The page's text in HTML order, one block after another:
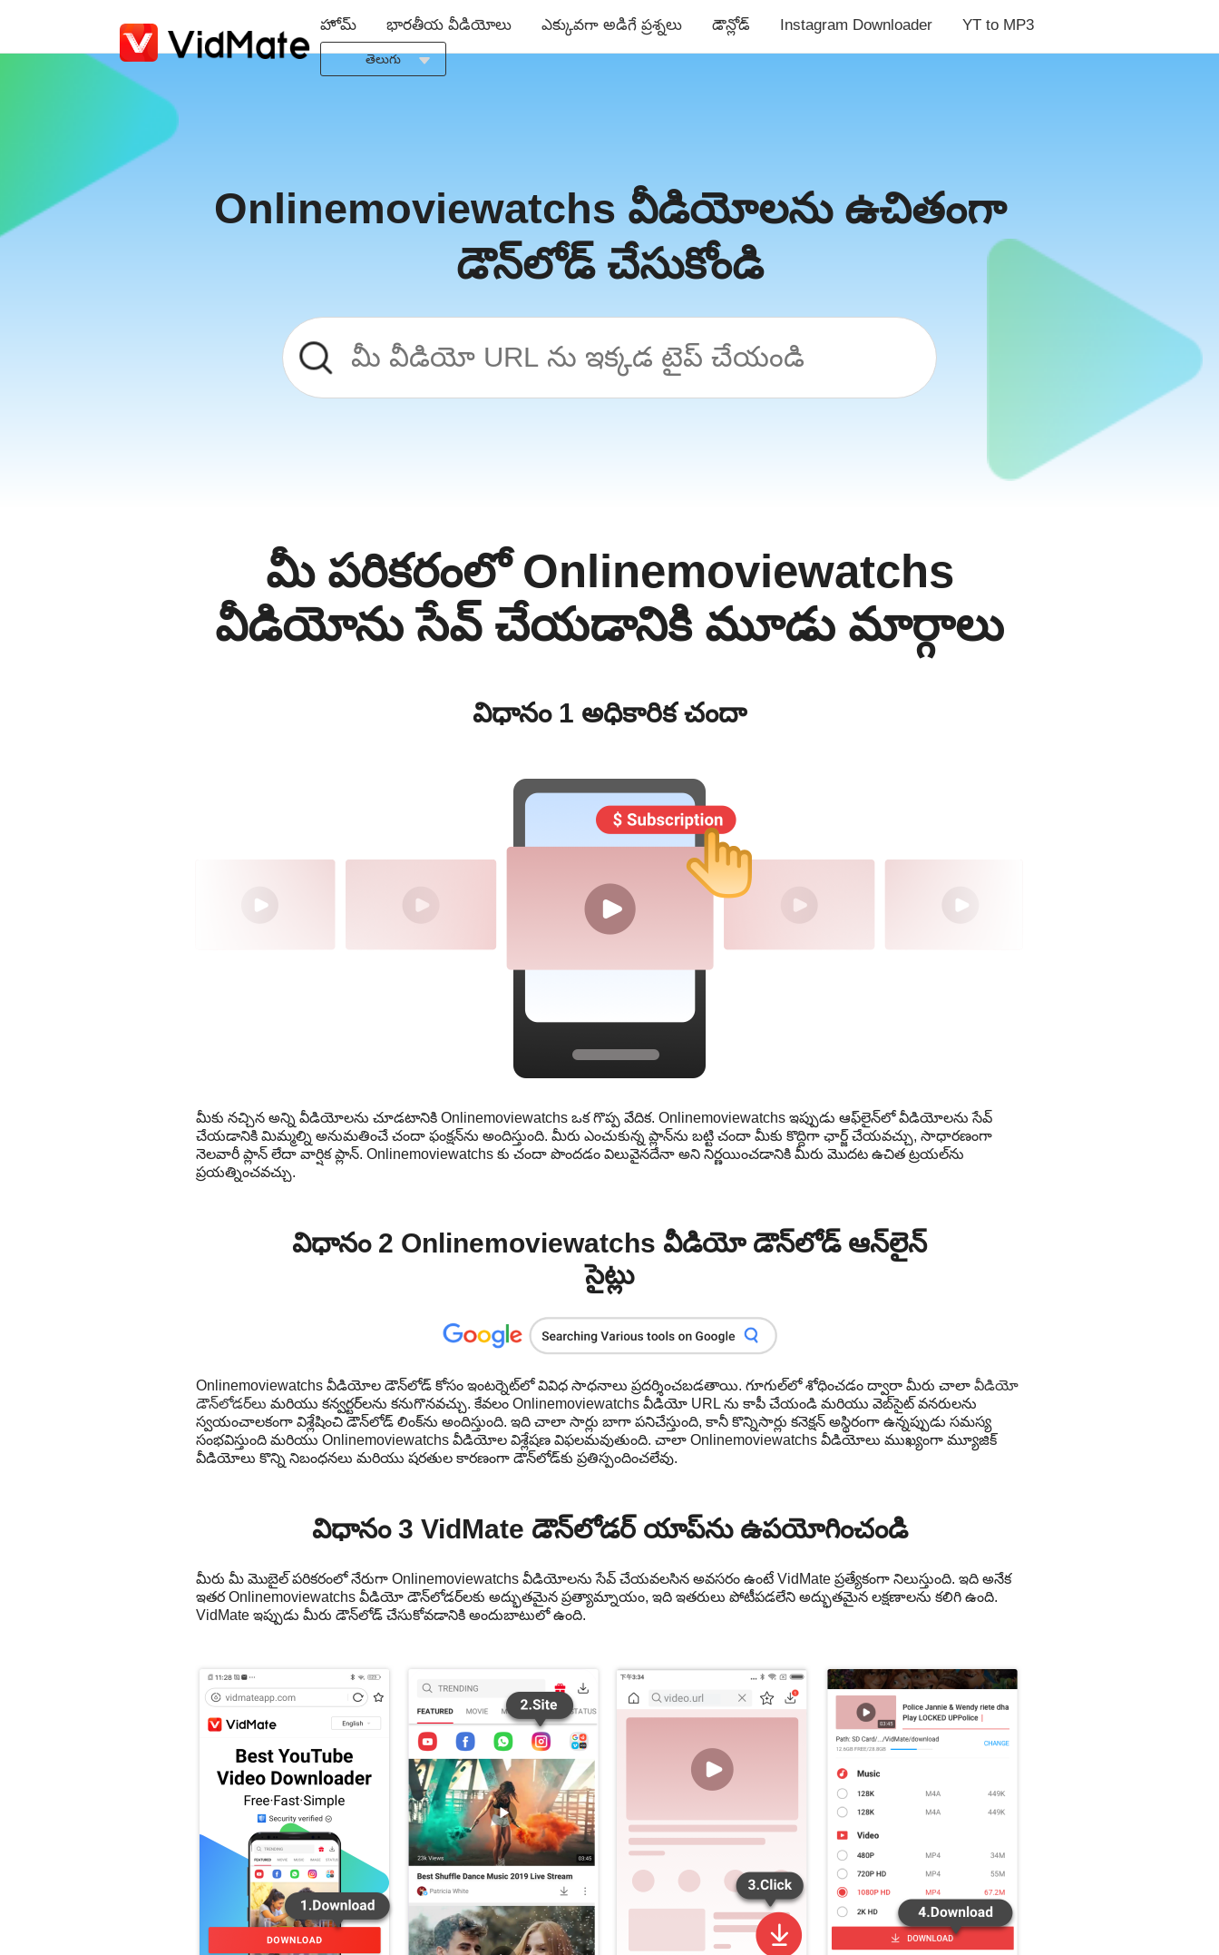
హోమ్ భారతీయ వీడియోలు ఎక్కువగా అడిగే ప్రశ్నలు డౌన్లోడ్ Instagram Downloader YT to MP3
తెలుగు
Français
العربية
Malaysia
Việt Nam
ภาษาไทย
Onlinemoviewatchs వీడియోలను ఉచితంగా
డౌన్‌లోడ్ చేసుకోండి
మీ పరికరంలో Onlinemoviewatchs
వీడియోను సేవ్ చేయడానికి మూడు మార్గాలు
విధానం 1 అధికారిక చందా
మీకు నచ్చిన అన్ని వీడియోలను చూడటానికి Onlinemoviewatchs ఒక గొప్ప వేదిక. Onlinemoviewatchs ఇప్పుడు ఆఫ్‌లైన్‌లో వీడియోలను సేవ్
చేయడానికి మిమ్మల్ని అనుమతించే చందా ఫంక్షన్‌ను అందిస్తుంది. మీరు ఎంచుకున్న ప్లాన్‌ను బట్టి చందా మీకు కొద్దిగా ఛార్జ్ చేయవచ్చు, సాధారణంగా
నెలవారీ ప్లాన్ లేదా వార్షిక ప్లాన్. Onlinemoviewatchs కు చందా పొందడం విలువైనదేనా అని నిర్ణయించడానికి మీరు మొదట ఉచిత ట్రయల్‌ను
ప్రయత్నించవచ్చు.
విధానం 2 Onlinemoviewatchs వీడియో డౌన్‌లోడ్ ఆన్‌లైన్
సైట్లు
Onlinemoviewatchs వీడియోల డౌన్‌లోడ్ కోసం ఇంటర్నెట్‌లో వివిధ సాధనాలు ప్రదర్శించబడతాయి. గూగుల్‌లో శోధించడం ద్వారా మీరు చాలా వీడియో
డౌన్‌లోడర్‌లు మరియు కన్వర్టర్‌లను కనుగొనవచ్చు. కేవలం Onlinemoviewatchs వీడియో URL ను కాపీ చేయండి మరియు వెబ్‌సైట్ వనరులను
స్వయంచాలకంగా విశ్లేషించి డౌన్‌లోడ్ లింక్‌ను అందిస్తుంది. ఇది చాలా సార్లు బాగా పనిచేస్తుంది, కానీ కొన్నిసార్లు కనెక్షన్ అస్థిరంగా ఉన్నప్పుడు సమస్య
సంభవిస్తుంది మరియు Onlinemoviewatchs వీడియోల విశ్లేషణ విఫలమవుతుంది. చాలా Onlinemoviewatchs వీడియోలు ముఖ్యంగా మ్యూజిక్
వీడియోలు కొన్ని నిబంధనలు మరియు షరతుల కారణంగా డౌన్‌లోడ్‌కు ప్రతిస్పందించలేవు.
విధానం 3 VidMate డౌన్‌లోడర్ యాప్‌ను ఉపయోగించండి
మీరు మీ మొబైల్ పరికరంలో నేరుగా Onlinemoviewatchs వీడియోలను సేవ్ చేయవలసిన అవసరం ఉంటే VidMate ప్రత్యేకంగా నిలుస్తుంది. ఇది అనేక
ఇతర Onlinemoviewatchs వీడియో డౌన్‌లోడర్‌లకు అద్భుతమైన ప్రత్యామ్నాయం, ఇది ఇతరులు పోటీపడలేని అద్భుతమైన లక్షణాలను కలిగి ఉంది.
VidMate ఇప్పుడు మీరు డౌన్‌లోడ్ చేసుకోవడానికి అందుబాటులో ఉంది.